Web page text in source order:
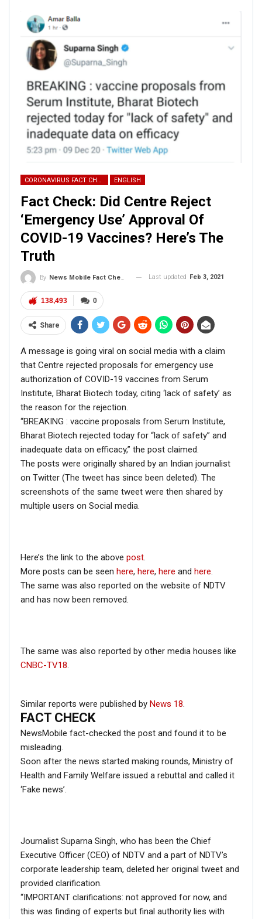
announced that she was quitting Bollywood because of
her ‘relationship with religion’.
This makes it very clear that these pictures were clicked
before the actor announced her retirement for
Bollywood. The above information proves that the cast
was shooting/wrapping up the film. For now, Zaira has no
plans of coming back to Bollywood.
If you want to fact-check any story,
WhatsApp it now on +91 88268 00707
FAKE NEWS BUSTER
Phone
Picture/video url
Click here for Latest News
updates and viral videos on our
AI-powered smartnews
CORONAVIRUS FACT CHECK ENGLISH
Fact Check: Did Centre Reject
‘Emergency Use’ Approval Of
COVID-19 Vaccines? Here’s The
Truth
By News Mobile Fact Check Bureau Last updated Feb 3, 2021
0
138,493
Share
A message is going viral on social media with a claim
that Centre rejected proposals for emergency use
authorization of COVID-19 vaccines from Serum
Institute, Bharat Biotech today, citing ‘lack of safety’ as
the reason for the rejection.
“BREAKING : vaccine proposals from Serum Institute,
Bharat Biotech rejected today for “lack of safety” and
inadequate data on efficacy,” the post claimed.
The posts were originally shared by an Indian journalist
on Twitter (The tweet has since been deleted). The
screenshots of the same tweet were then shared by
multiple users on Social media.
Here’s the link to the above post
More posts can be seen here, here, here and here
The same was also reported on the website of NDTV
and has now been removed.
The same was also reported by other media houses like
CNBC-TV18
Similar reports were published by News 18
FACT CHECK
NewsMobile fact-checked the post and found it to be
misleading.
Soon after the news started making rounds, Ministry of
Health and Family Welfare issued a rebuttal and called it
‘Fake news’.
Journalist Suparna Singh, who has been the Chief
Executive Officer (CEO) of NDTV and a part of NDTV’s
corporate leadership team, deleted her original tweet and
provided clarification.
“IMPORTANT clarifications: not approved for now, and
this was finding of experts but final authority lies with